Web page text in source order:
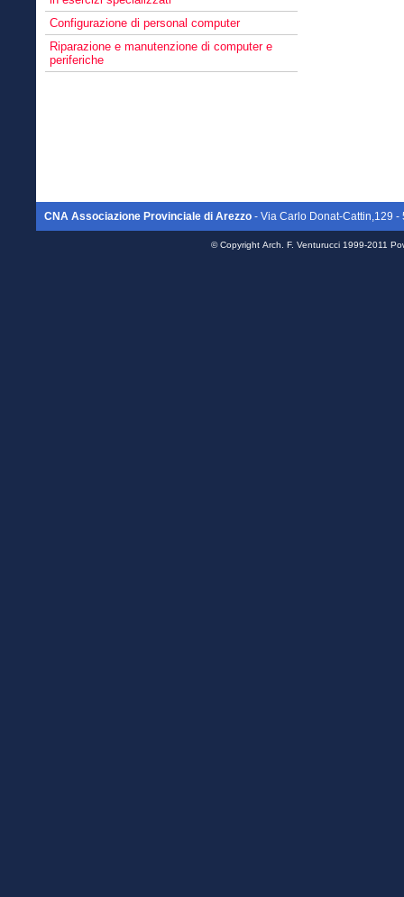
Configurazione di personal computer
Riparazione e manutenzione di computer e
periferiche
CNA Associazione Provinciale di Arezzo - Via Carlo Donat-Cattin,129 -
© Copyright Arch. F. Venturucci 1999-2011